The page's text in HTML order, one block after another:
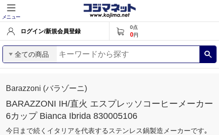
メニュー
ログイン/新規会員登録
0点
0円
全ての商品
Barazzoni (バラゾーニ)
BARAZZONI IH/直火 エスプレッソコーヒーメーカー
6カップ Bianca Ibrida 830005106
今日まで続くイタリアを代表するステンレス鍋製造メーカーです｡